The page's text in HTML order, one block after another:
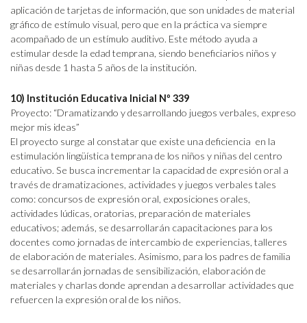
aplicación de tarjetas de información, que son unidades de material
gráfico de estímulo visual, pero que en la práctica va siempre
acompañado de un estímulo auditivo. Este método ayuda a
estimular desde la edad temprana, siendo beneficiarios niños y
niñas desde 1 hasta 5 años de la institución.
10) Institución Educativa Inicial Nº 339
Proyecto: “Dramatizando y desarrollando juegos verbales, expreso
mejor mis ideas”
El proyecto surge al constatar que existe una deficiencia en la
estimulación lingüística temprana de los niños y niñas del centro
educativo. Se busca incrementar la capacidad de expresión oral a
través de dramatizaciones, actividades y juegos verbales tales
como: concursos de expresión oral, exposiciones orales,
actividades lúdicas, oratorias, preparación de materiales
educativos; además, se desarrollarán capacitaciones para los
docentes como jornadas de intercambio de experiencias, talleres
de elaboración de materiales. Asimismo, para los padres de familia
se desarrollarán jornadas de sensibilización, elaboración de
materiales y charlas donde aprendan a desarrollar actividades que
refuercen la expresión oral de los niños.